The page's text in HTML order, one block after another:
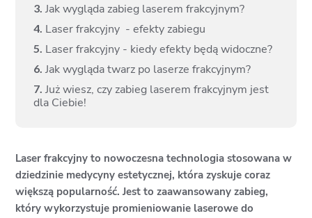
3. Jak wygląda zabieg laserem frakcyjnym?
4. Laser frakcyjny - efekty zabiegu
5. Laser frakcyjny - kiedy efekty będą widoczne?
6. Jak wygląda twarz po laserze frakcyjnym?
7. Już wiesz, czy zabieg laserem frakcyjnym jest
dla Ciebie!
Laser frakcyjny to nowoczesna technologia stosowana w
dziedzinie medycyny estetycznej, która zyskuje coraz
większą popularność. Jest to zaawansowany zabieg,
który wykorzystuje promieniowanie laserowe do